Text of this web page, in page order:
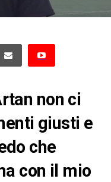
non ci
giusti e
che
con il mio